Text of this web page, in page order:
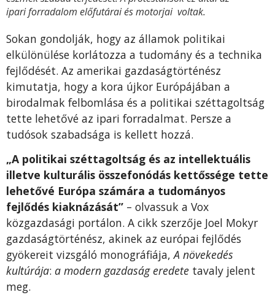
ipari forradalom előfutárai és motorjai voltak.
Sokan gondolják, hogy az államok politikai
elkülönülése korlátozza a tudomány és a technika
fejlődését. Az amerikai gazdaságtörténész
kimutatja, hogy a kora újkor Európájában a
birodalmak felbomlása és a politikai széttagoltság
tette lehetővé az ipari forradalmat. Persze a
tudósok szabadsága is kellett hozzá.
„A politikai széttagoltság és az intellektuális
illetve kulturális összefonódás kettőssége tette
lehetővé Európa számára a tudományos
fejlődés kiaknázását” – olvassuk a Vox
közgazdasági portálon. A cikk szerzője Joel Mokyr
gazdaságtörténész, akinek az európai fejlődés
gyökereit vizsgáló monográfiája,A növekedés
kultúrája: a modern gazdaság eredete tavaly jelent
meg.